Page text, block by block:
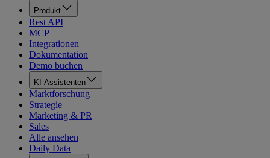
Produkt
Rest API
MCP
Integrationen
Dokumentation
Demo buchen
KI-Assistenten
Marktforschung
Strategie
Marketing & PR
Sales
Alle ansehen
Daily Data